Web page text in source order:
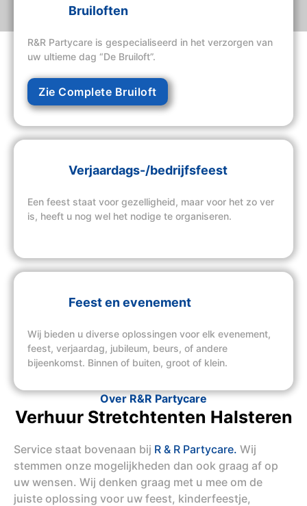
Bruiloften
R&R Partycare is gespecialiseerd in het verzorgen van
uw ultieme dag “De Bruiloft”.
Zie Complete Bruiloft
Verjaardags-/bedrijfsfeest
Een feest staat voor gezelligheid, maar voor het zo ver
is, heeft u nog wel het nodige te organiseren.
Feest en evenement
Wij bieden u diverse oplossingen voor elk evenement,
feest, verjaardag, jubileum, beurs, of andere
bijeenkomst. Binnen of buiten, groot of klein.
Over R&R Partycare
Verhuur Stretchtenten Halsteren
Service staat bovenaan bij R & R Partycare. Wij
stemmen onze mogelijkheden dan ook graag af op
uw wensen. Wij denken graag met u mee om de
juiste oplossing voor uw feest, kinderfeestje,